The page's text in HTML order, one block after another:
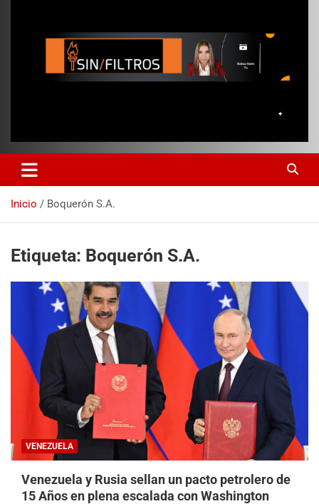
Inicio Boquerón S.A.
Etiqueta: Boquerón S.A.
VENEZUELA
Venezuela y Rusia sellan un pacto petrolero de
15 Años en plena escalada con Washington